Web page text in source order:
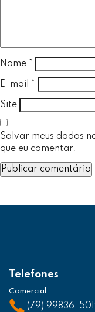
Nome *
E-mail *
Site
Salvar meus dados
que eu comentar.
Telefones
Comercial
(79) 99836-